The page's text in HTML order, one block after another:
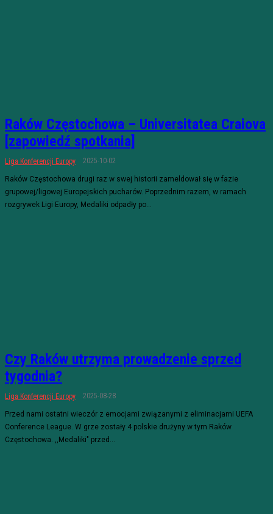
Raków Częstochowa – Universitatea Craiova
[zapowiedź spotkania]
Liga Konferencji Europy 2025-10-02
Raków Częstochowa drugi raz w swej historii zameldował się w fazie
grupowej/ligowej Europejskich pucharów. Poprzednim razem, w ramach
rozgrywek Ligi Europy, Medaliki odpadły po...
Czy Raków utrzyma prowadzenie sprzed
tygodnia?
Liga Konferencji Europy 2025-08-28
Przed nami ostatni wieczór z emocjami związanymi z eliminacjami UEFA
Conference League. W grze zostały 4 polskie drużyny w tym Raków
Częstochowa. ,,Medaliki" przed...